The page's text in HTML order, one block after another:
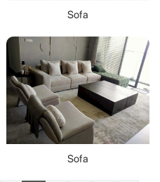
Sofa
Sofa